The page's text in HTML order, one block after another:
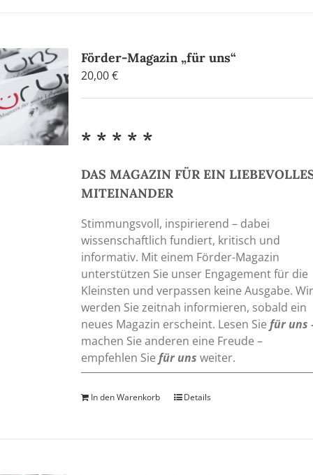
Förder-Magazin „für uns“
20,00€
* * * * *
DAS MAGAZIN FÜR EIN
MITEINANDER
Stimmungsvoll, inspirierend – dabei
wissenschaftlich fundiert, kritisch und
informativ. Mit einem Förder-Magazin
unterstützen Sie unser Engagement für die
Kleinsten und verpassen keine Ausgabe.
werden Sie zeitnah informieren, sobald ein
neues Magazin erscheint. Lesen Siefür uns
machen Sie anderen eine Freude –
empfehlen Siefür uns weiter.
In den Warenkorb Details